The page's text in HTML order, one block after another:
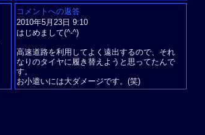
コメントへの返答
2010年5月23日 9:10
はじめまして(^-^)
高速道路を利用してよく遠出するので、それ
なりのタイヤに履き替えようと思ってたんで
す。
お小遣いには大ダメージです。(笑)